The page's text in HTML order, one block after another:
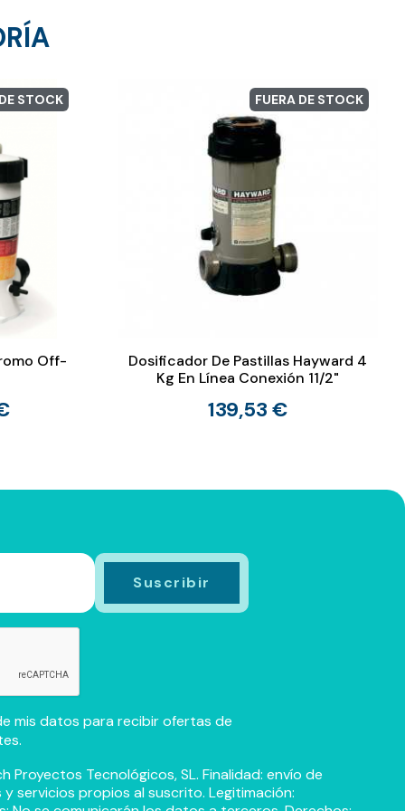
STOCK
Off-
FUERA DE STOCK
Dosificador De Pastillas Hayward 4
Kg En Línea Conexión 11/2"
139,53 €
mis datos para recibir ofertas de
Proyectos Tecnológicos, SL. Finalidad: envío de
servicios propios al suscrito. Legitimación: